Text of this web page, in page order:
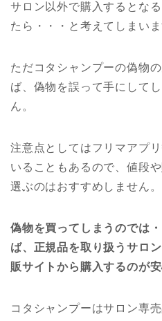
サロン以外で購入するとな
たら・・・と考えてしまいま
ただコタシャンプーの偽物
ば、偽物を誤って手にして
ん。
注意点としてはフリマアプ
いることもあるので、値段
選ぶのはおすすめしません。
偽物を買ってしまうのでは
ば、正規品を取り扱うサロ
販サイトから購入するのが安
コタシャンプーはサロン専